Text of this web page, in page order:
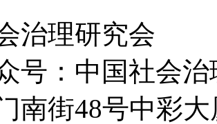
治理研究会
号：中国社会
南街48号中彩